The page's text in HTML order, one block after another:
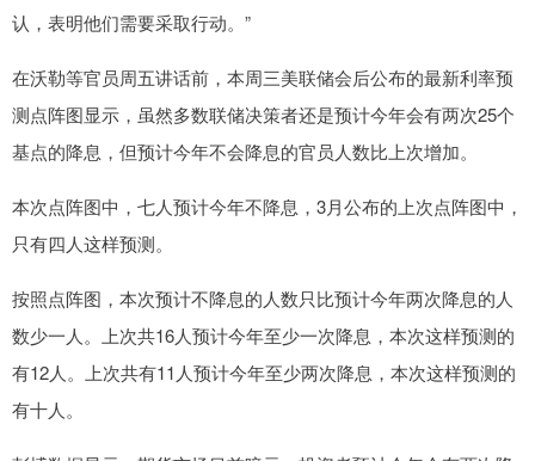
认，表明他们需要采取行动。”
在沃勒等官员周五讲话前，本周三美联储会后公布的最新利率预
测点阵图显示，虽然多数联储决策者还是预计今年会有两次25个
基点的降息，但预计今年不会降息的官员人数比上次增加。
本次点阵图中，七人预计今年不降息，3月公布的上次点阵图中，
只有四人这样预测。
按照点阵图，本次预计不降息的人数只比预计今年两次降息的人
数少一人。上次共16人预计今年至少一次降息，本次这样预测的
有12人。上次共有11人预计今年至少两次降息，本次这样预测的
有十人。